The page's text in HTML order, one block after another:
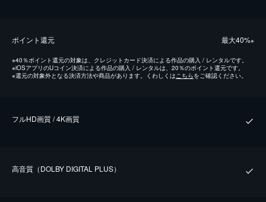
ポイント還元 最⼤40%※
※40％ポイント還元の対象は、クレジットカード決済による作品の購入 / レンタルです。
※iOSアプリのUコイン決済による作品の購入 / レンタルは、20％のポイント還元です。
※還元の対象外となる決済方法や商品があります。くわしくはこちらをご確認ください。
フルHD画質 / 4K画質
⾼⾳質（DOLBY DIGITAL PLUS）